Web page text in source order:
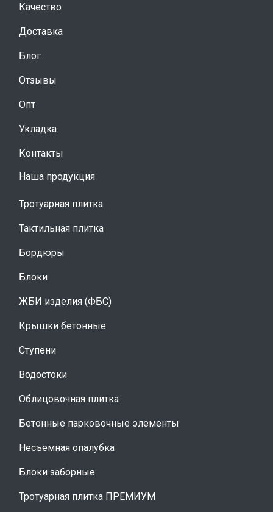
Качество
Доставка
Блог
Отзывы
Опт
Укладка
Контакты
Наша продукция
Тротуарная плитка
Тактильная плитка
Бордюры
Блоки
ЖБИ изделия (ФБС)
Крышки бетонные
Ступени
Водостоки
Облицовочная плитка
Бетонные парковочные элементы
Несъёмная опалубка
Блоки заборные
Тротуарная плитка ПРЕМИУМ